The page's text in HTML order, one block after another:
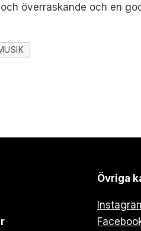
överraskande och en
Övriga